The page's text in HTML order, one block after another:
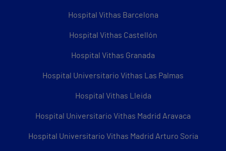
Hospital Vithas Barcelona
Hospital Vithas Castellón
Hospital Vithas Granada
Hospital Universitario Vithas Las Palmas
Hospital Vithas Lleida
Hospital Universitario Vithas Madrid Aravaca
Hospital Universitario Vithas Madrid Arturo Soria